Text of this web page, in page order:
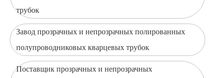
трубок
Завод прозрачных и непрозрачных полированных
полупроводниковых кварцевых трубок
Поставщик прозрачных и непрозрачных